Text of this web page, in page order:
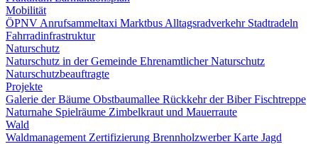
Mobilität
ÖPNV Anrufsammeltaxi Marktbus Alltagsradverkehr Stadtradeln
Fahrradinfrastruktur
Naturschutz
Naturschutz in der Gemeinde Ehrenamtlicher Naturschutz
Naturschutzbeauftragte
Projekte
Galerie der Bäume Obstbaumallee Rückkehr der BiberFischtreppe
Naturnahe Spielräume Zimbelkraut und Mauerraute
Wald
Waldmanagement Zertifizierung BrennholzwerberKarte Jagd